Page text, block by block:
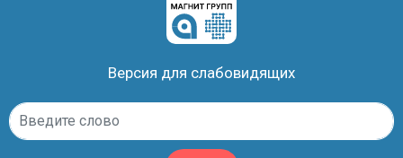
Версия для слабовидящих